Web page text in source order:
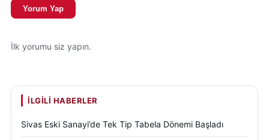
Yorum Yap
İlk yorumu siz yapın.
İLGILI HABERLER
Sivas Eski Sanayi’de Tek Tip Tabela Dönemi Başladı